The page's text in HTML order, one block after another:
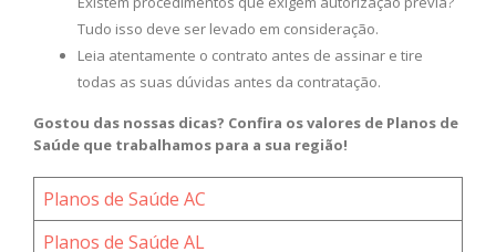
Tudo isso deve ser levado em consideração.
Leia atentamente o contrato antes de assinar e tire
todas as suas dúvidas antes da contratação.
Gostou das nossas dicas? Confira os valores de Planos de
Saúde que trabalhamos para a sua região!
Planos de Saúde AC
Planos de Saúde AL